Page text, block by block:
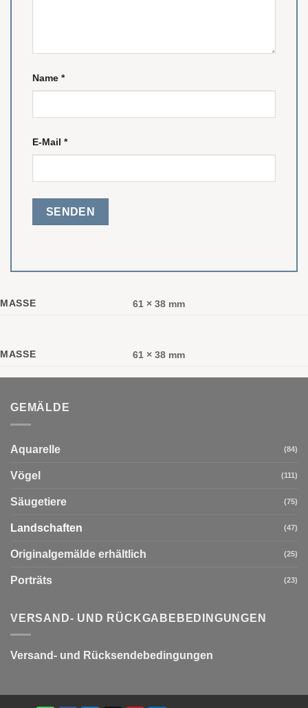
Name *
E-Mail *
MASSE 61 × 38 mm
MASSE 61 × 38 mm
GEMÄLDE
Aquarelle (84)
Vögel (111)
Säugetiere (75)
Landschaften (47)
Originalgemälde erhältlich (25)
Porträts (23)
VERSAND- UND RÜCKGABEBEDINGUNGEN
Versand- und Rücksendebedingungen